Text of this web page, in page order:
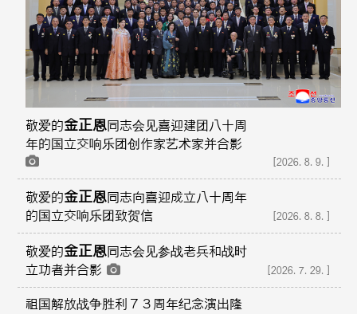
敬爱的金正恩同志会见喜迎建团八十周
年的国立交响乐团创作家艺术家并合影
[2026.8.9.]
敬爱的金正恩同志向喜迎成立八十周年
的国立交响乐团致贺信
[2026.8.8.]
敬爱的金正恩同志会见参战老兵和战时
立功者并合影
[2026.7.29.]
祖国解放战争胜利７３周年纪念演出隆